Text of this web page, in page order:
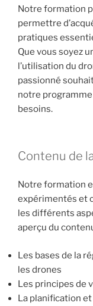
Notre formation
permettre
pratiques
Que vous soyez
l’utilisation du
passionné
notre
besoins.
Contenu de
Notre formation
expérimentés et
les différents
aperçu du
Les bases de la
les drones
Les principes de
La planification